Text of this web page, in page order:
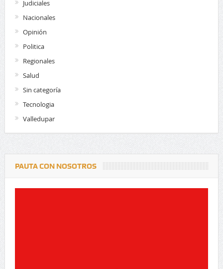
Judiciales
Nacionales
Opinión
Politica
Regionales
Salud
Sin categoría
Tecnologia
Valledupar
PAUTA CON NOSOTROS